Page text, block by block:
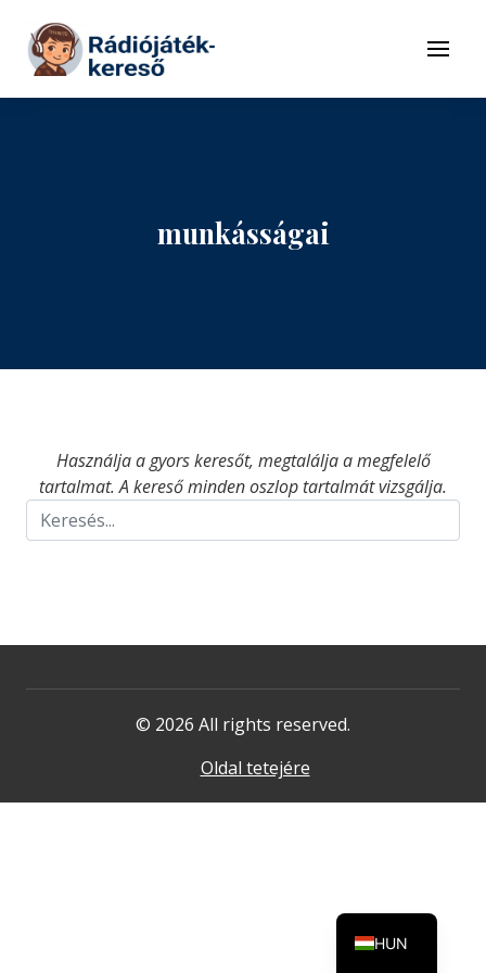
Tovább a tartalomhoz
Menü
munkásságai
Használja a gyors keresőt, megtalálja a megfelelő
tartalmat. A kereső minden oszlop tartalmát vizsgálja.
© 2026 All rights reserved.
Oldal tetejére
HUN